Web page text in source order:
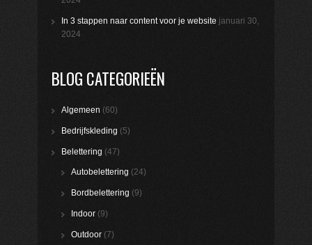
In 3 stappen naar content voor je website januari 30,
2024
BLOG CATEGORIEËN
Algemeen (60)
Bedrijfskleding (5)
Belettering (47)
Autobelettering (24)
Bordbelettering (9)
Indoor (9)
Outdoor (7)